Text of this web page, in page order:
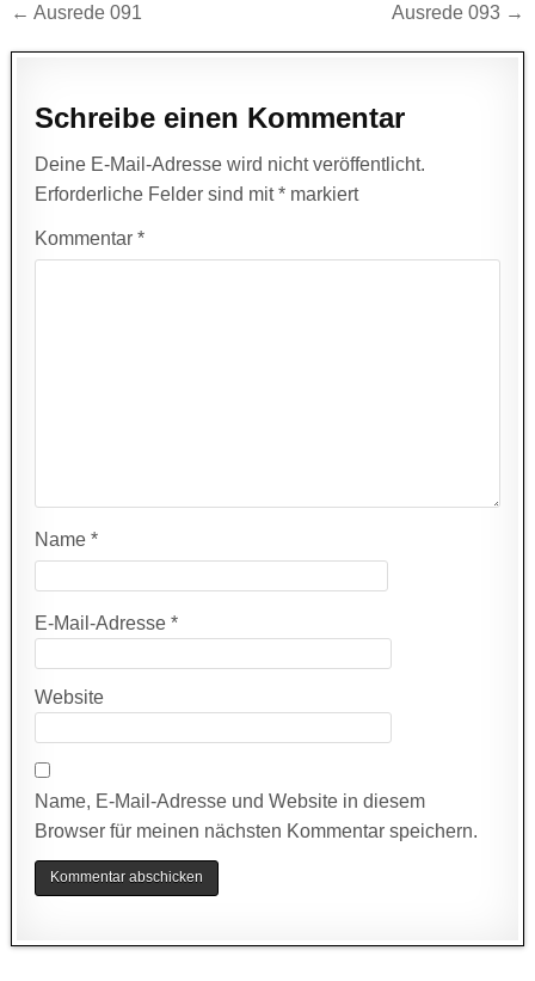
Beitragsnavigation
← Ausrede 091 Ausrede 093 →
Schreibe einen Kommentar
Deine E-Mail-Adresse wird nicht veröffentlicht.
Erforderliche Felder sind mit* markiert
Kommentar*
Name*
E-Mail-Adresse*
Website
Name, E-Mail-Adresse und Website in diesem
Browser für meinen nächsten Kommentar speichern.